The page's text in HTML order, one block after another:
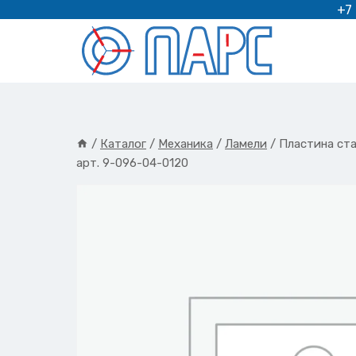
содержимому
+7
/ Каталог / Механика / Ламели / Пластина
арт. 9-096-04-0120